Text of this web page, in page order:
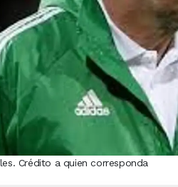
Crédito a quien corresponda